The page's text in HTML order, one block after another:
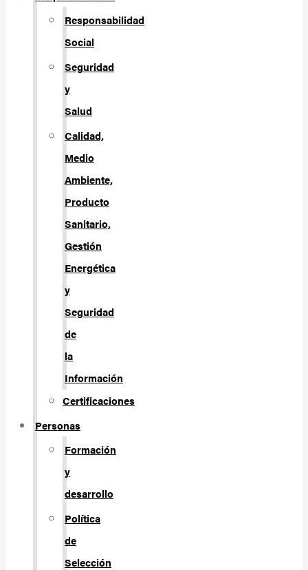
Responsabilidad
Social
Seguridad
y
Salud
Calidad,
Medio
Ambiente,
Producto
Sanitario,
Gestión
Energética
y
Seguridad
de
la
Información
Certificaciones
Personas
Formación
y
desarrollo
Política
de
Selección